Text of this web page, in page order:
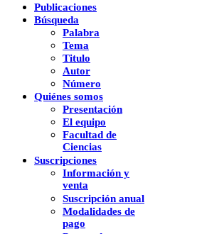
Publicaciones
Búsqueda
Palabra
Tema
Titulo
Autor
Número
Quiénes somos
Presentación
El equipo
Facultad de
Ciencias
Suscripciones
Información y
venta
Suscripción anual
Modalidades de
pago